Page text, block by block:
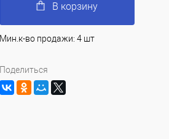
В корзину
Мин.к-во продажи: 4 шт
Поделиться